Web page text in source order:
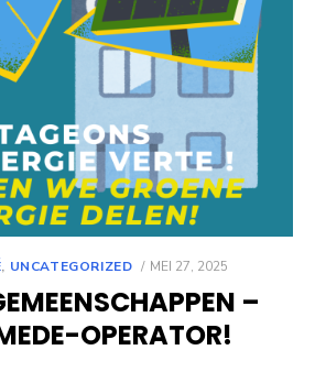
, UNCATEGORIZED
POSTED
MEI 27, 2025
–
OPERATOR!